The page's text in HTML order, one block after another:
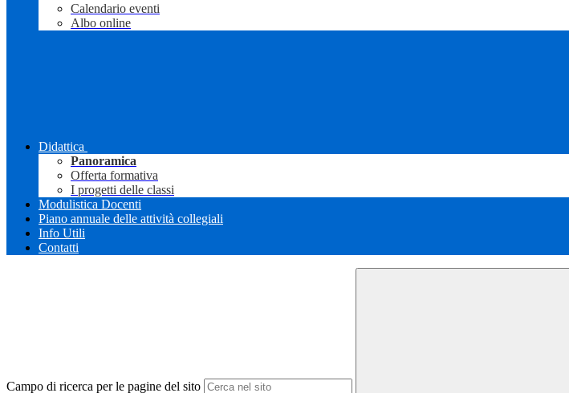
Calendario eventi
Albo online
Didattica
Panoramica
Offerta formativa
I progetti delle classi
Modulistica Docenti
Piano annuale delle attività collegiali
Info Utili
Contatti
Campo di ricerca per le pagine del sito